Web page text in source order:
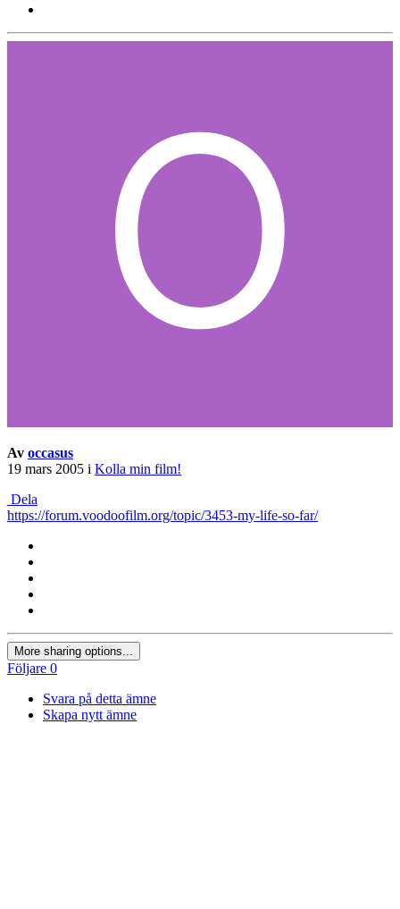
Av occasus
19 mars 2005 i Kolla min film!
Dela
https://forum.voodoofilm.org/topic/3453-my-life-so-far/
More sharing options...
Följare 0
Svara på detta ämne
Skapa nytt ämne